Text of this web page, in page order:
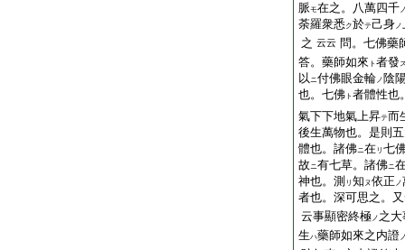
脈モ在之。八萬四千
荼羅衆悉ク於テ己身ノ
之 云云 問。七佛藥
答。藥師如來 ト 者發
以ニ付佛眼金輪ノ 陰
也。七佛 ト 者體性也
氣下下地氣上昇テ而
後生萬物也。是則
體也。諸佛ニ在 リ 七
故ニ有七草。諸佛ニ
神也。測 リ 知 ヌ依正 ノ
者也。深可思之。
云事顯密終極ノ 之
生ハ藥師如來之内證